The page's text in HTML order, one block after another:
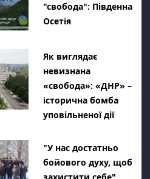
"свобода": Південна
Осетія
Як виглядає
невизнана
«свобода»: «ДНР» –
історична бомба
уповільненої дії
"У нас достатньо
бойового духу, щоб